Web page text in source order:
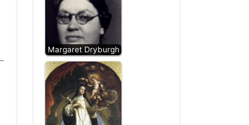
Margaret Dryburgh